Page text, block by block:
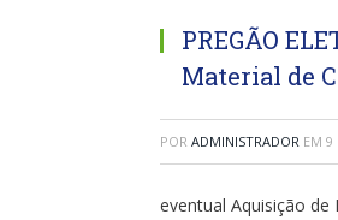
PREGÃO
Material de
POR ADMINISTRADOR EM 9
eventual Aquisição